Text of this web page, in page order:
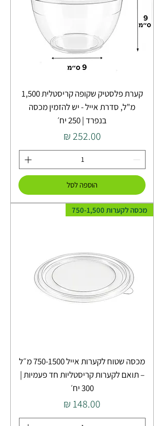
קערת פלסטיק שקופה קריסטלית 1,500
מ"ל, סדרת אייל - יש להזמין מכסה
בנפרד | 250 יח׳
מחיר
הוספה לסל
מכסה לקערות 750-1,500
מכסה שטוח לקערות אייל 750-1500 מ״ל
– תואם לקערות קריסטליות חד פעמיות |
300 יח׳
מחיר